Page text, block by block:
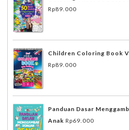
Rp89.000
Children Coloring Book
Rp89.000
Panduan Dasar
Anak Rp69.000